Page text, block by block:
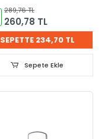
289,76 TL
260,78 TL
SEPETTE 234,70 TL
Sepete Ekle